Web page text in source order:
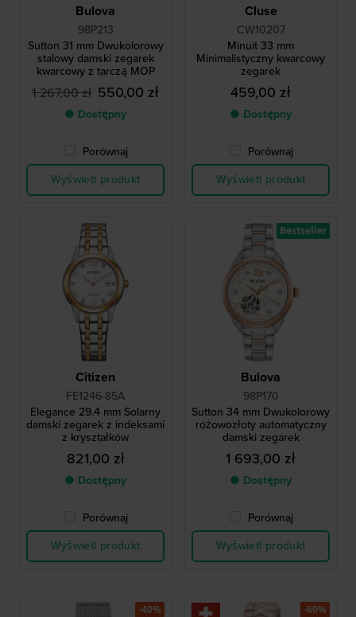
Bulova
98P213
Sutton 31 mm Dwukolorowy
stalowy damski zegarek
kwarcowy z tarczą MOP
1 267,00 zł 550,00 zł
● Dostępny
Porównaj
Wyświetl produkt
Cluse
CW10207
Minuit 33 mm
Minimalistyczny kwarcowy
zegarek
459,00 zł
● Dostępny
Porównaj
Wyświetl produkt
Citizen
FE1246-85A
Elegance 29.4 mm Solarny
damski zegarek z indeksami
z kryształków
821,00 zł
● Dostępny
Porównaj
Wyświetl produkt
Bulova
98P170
Sutton 34 mm Dwukolorowy
różowozłoty automatyczny
damski zegarek
1 693,00 zł
● Dostępny
Porównaj
Wyświetl produkt
Bestseller
-40% -60%